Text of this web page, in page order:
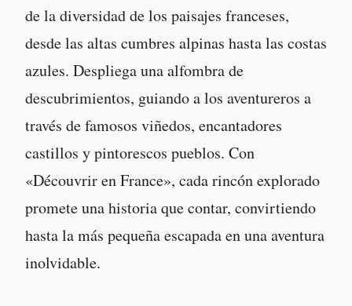
de la diversidad de los paisajes franceses,
desde las altas cumbres alpinas hasta las costas
azules. Despliega una alfombra de
descubrimientos, guiando a los aventureros a
través de famosos viñedos, encantadores
castillos y pintorescos pueblos. Con
«Découvrir en France», cada rincón explorado
promete una historia que contar, convirtiendo
hasta la más pequeña escapada en una aventura
inolvidable.